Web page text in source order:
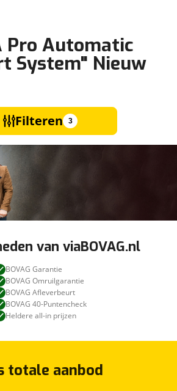
Pro Automatic
System" Nieuw
Filteren 3
van viaBOVAG.nl
BOVAG Garantie
BOVAG Omruilgarantie
BOVAG Afleverbeurt
BOVAG 40-Puntencheck
Heldere all-in prijzen
totale aanbod